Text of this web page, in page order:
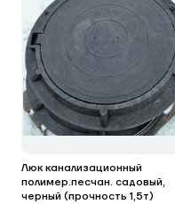
Люк канализационный
полимер.песчан. садовый,
черный (прочность 1,5т)